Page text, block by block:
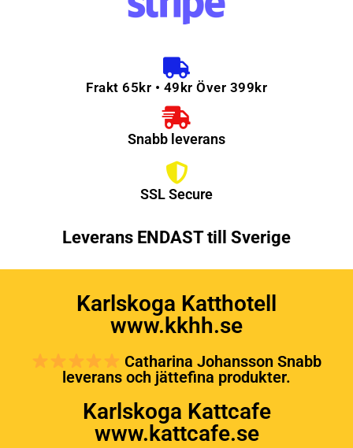
Frakt 65kr • 49kr Över 399kr
Snabb leverans
SSL Secure
Leverans ENDAST till Sverige
Karlskoga Katthotell
www.kkhh.se
Catharina Johansson Snabb
leverans och jättefina produkter.
Karlskoga Kattcafe
www.kattcafe.se